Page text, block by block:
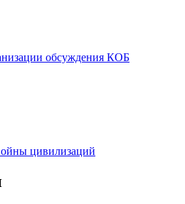
обсуждения КОБ
цивилизаций